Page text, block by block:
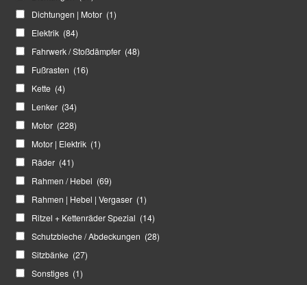
Dichtungen | Motor (1)
Elektrik (84)
Fahrwerk / Stoßdämpfer (48)
Fußrasten (16)
Kette (4)
Lenker (34)
Motor (228)
Motor | Elektrik (1)
Räder (41)
Rahmen / Hebel (69)
Rahmen | Hebel | Vergaser (1)
Ritzel + Kettenräder Spezial (14)
Schutzbleche / Abdeckungen (28)
Sitzbänke (27)
Sonstiges (1)